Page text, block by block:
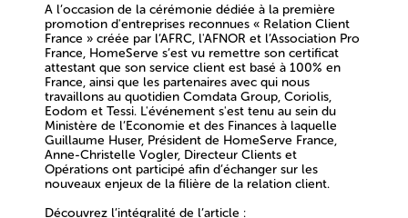
A l’occasion de la cérémonie dédiée à la première
promotion d'entreprises reconnues « Relation Client
France » créée par l’AFRC, l'AFNOR et l’Association Pro
France, HomeServe s’est vu remettre son certificat
attestant que son service client est basé à 100% en
France, ainsi que les partenaires avec qui nous
travaillons au quotidien Comdata Group, Coriolis,
Eodom et Tessi. L'événement s'est tenu au sein du
Ministère de l’Economie et des Finances à laquelle
Guillaume Huser, Président de HomeServe France,
Anne-Christelle Vogler, Directeur Clients et
Opérations ont participé afin d’échanger sur les
nouveaux enjeux de la filière de la relation client.
Découvrez l’intégralité de l’article :